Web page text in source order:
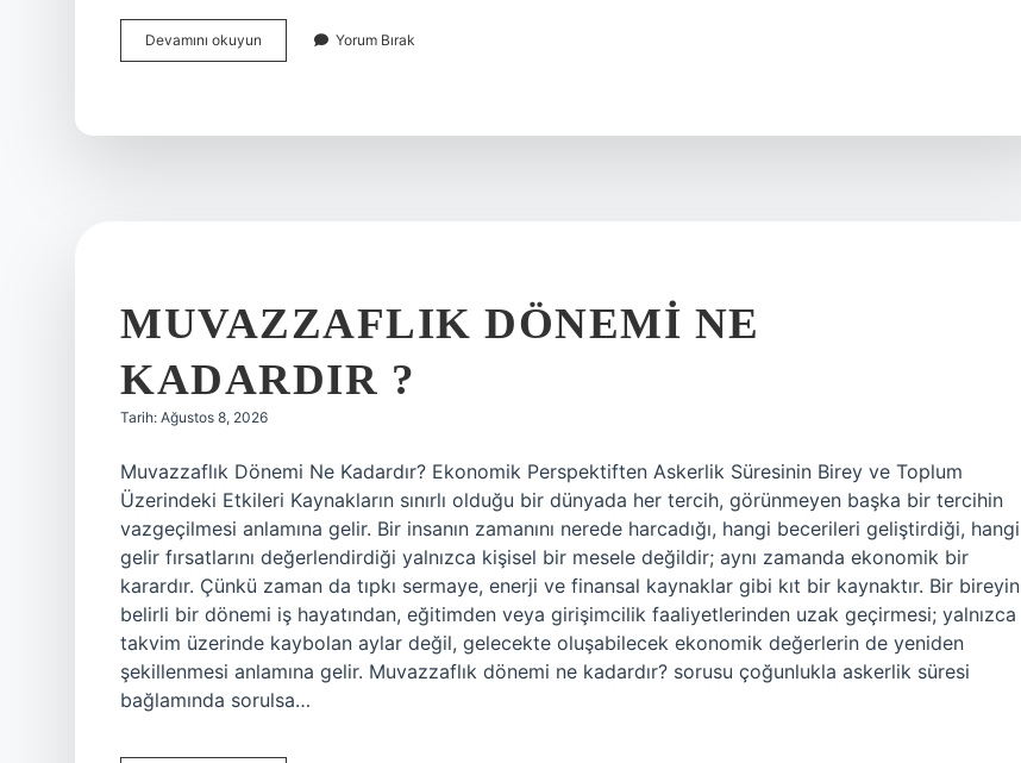
Devamını okuyun
göbeği
Yorum Bırak
MUVAZZAFLIK DÖNEMI NE
KADARDIR ?
Tarih: Ağustos 8, 2026
Muvazzaflık Dönemi Ne Kadardır? Ekonomik Perspektiften Askerlik Süresinin Birey ve Toplum
Üzerindeki Etkileri Kaynakların sınırlı olduğu bir dünyada her tercih, görünmeyen başka bir tercihin
vazgeçilmesi anlamına gelir. Bir insanın zamanını nerede harcadığı, hangi becerileri geliştirdiği, hangi
gelir fırsatlarını değerlendirdiği yalnızca kişisel bir mesele değildir; aynı zamanda ekonomik bir
karardır. Çünkü zaman da tıpkı sermaye, enerji ve finansal kaynaklar gibi kıt bir kaynaktır. Bir bireyin
belirli bir dönemi iş hayatından, eğitimden veya girişimcilik faaliyetlerinden uzak geçirmesi; yalnızca
takvim üzerinde kaybolan aylar değil, gelecekte oluşabilecek ekonomik değerlerin de yeniden
şekillenmesi anlamına gelir. Muvazzaflık dönemi ne kadardır? sorusu çoğunlukla askerlik süresi
bağlamında sorulsa…